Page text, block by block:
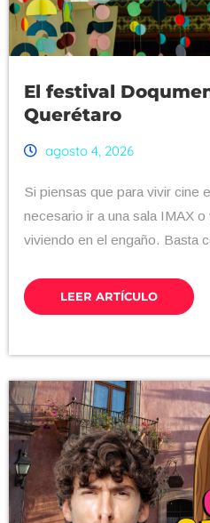
El festival
Querétaro
agosto 4, 2026
Si piensas que para vivir cine
necesario ir a una sala IMAX
viviendo en el engaño. Basta
LEER ARTÍCULO